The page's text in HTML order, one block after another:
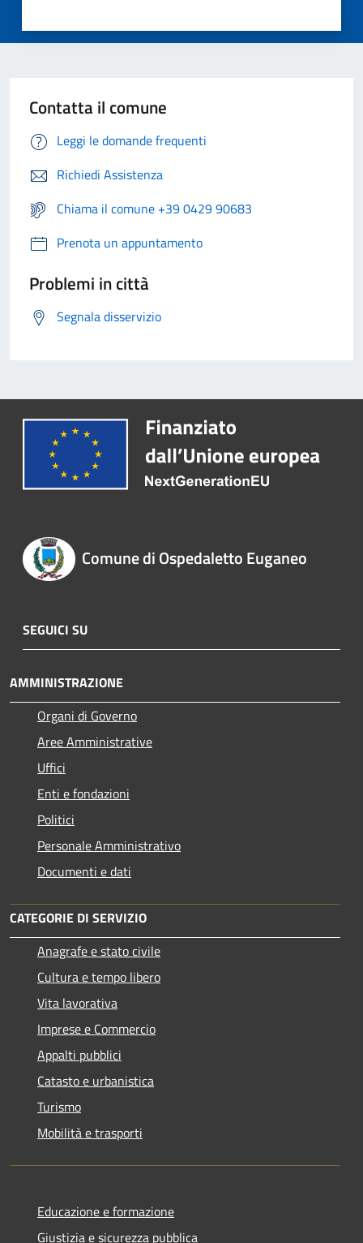
Contatta il comune
Leggi le domande frequenti
Richiedi Assistenza
Chiama il comune +39 0429 90683
Prenota un appuntamento
Problemi in città
Segnala disservizio
Comune di Ospedaletto Euganeo
SEGUICI SU
AMMINISTRAZIONE
Organi di Governo
Aree Amministrative
Uffici
Enti e fondazioni
Politici
Personale Amministrativo
Documenti e dati
CATEGORIE DI SERVIZIO
Anagrafe e stato civile
Cultura e tempo libero
Vita lavorativa
Imprese e Commercio
Appalti pubblici
Catasto e urbanistica
Turismo
Mobilità e trasporti
Educazione e formazione
Giustizia e sicurezza pubblica